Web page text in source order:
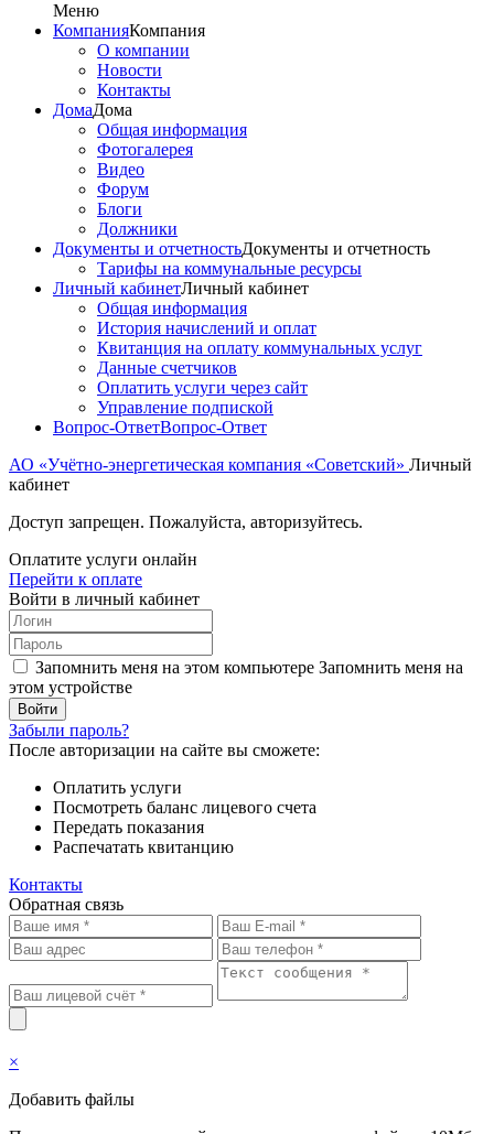
Меню
КомпанияКомпания
О компании
Новости
Контакты
ДомаДома
Общая информация
Фотогалерея
Видео
Форум
Блоги
Должники
Документы и отчетностьДокументы и отчетность
Тарифы на коммунальные ресурсы
Личный кабинетЛичный кабинет
Общая информация
История начислений и оплат
Квитанция на оплату коммунальных услуг
Данные счетчиков
Оплатить услуги через сайт
Управление подпиской
Вопрос-ОтветВопрос-Ответ
АО «Учётно-энергетическая компания «Советский» Личный
кабинет
Доступ запрещен. Пожалуйста, авторизуйтесь.
Оплатите услуги онлайн
Перейти к оплате
Войти в личный кабинет
Запомнить меня на этом компьютере Запомнить меня на
этом устройстве
Забыли пароль?
После авторизации на сайте вы сможете:
Оплатить услуги
Посмотреть баланс лицевого счета
Передать показания
Распечатать квитанцию
Контакты
Обратная связь
×
Добавить файлы